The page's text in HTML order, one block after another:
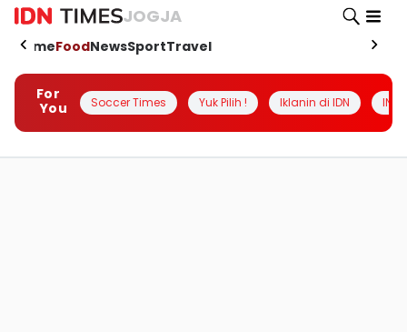
JOGJA
HomeFoodNewsSportTravel
For
You
Soccer Times Yuk Pilih ! Iklanin di IDN